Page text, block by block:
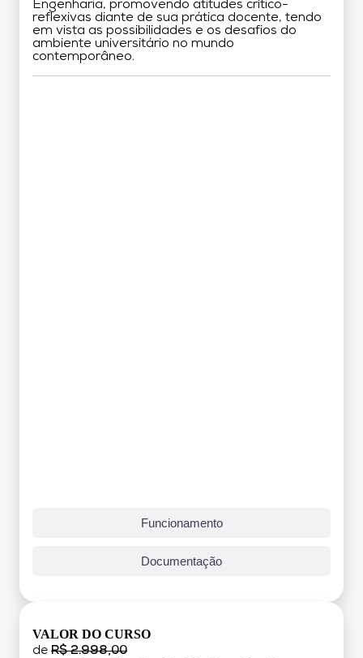
Engenharia, promovendo atitudes crítico-
reflexivas diante de sua prática docente, tendo
em vista as possibilidades e os desafios do
ambiente universitário no mundo
contemporâneo.
Funcionamento
Documentação
VALOR DO CURSO
de R$ 2.998,00